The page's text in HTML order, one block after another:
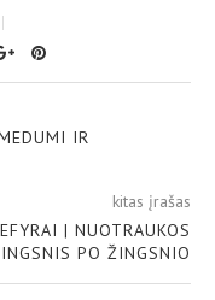
IR
kitas įrašas
| NUOTRAUKOS
PO ŽINGSNIO